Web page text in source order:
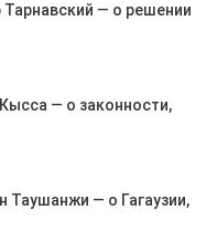
— о решении
— о законности,
Таушанжи — о Гагаузии,